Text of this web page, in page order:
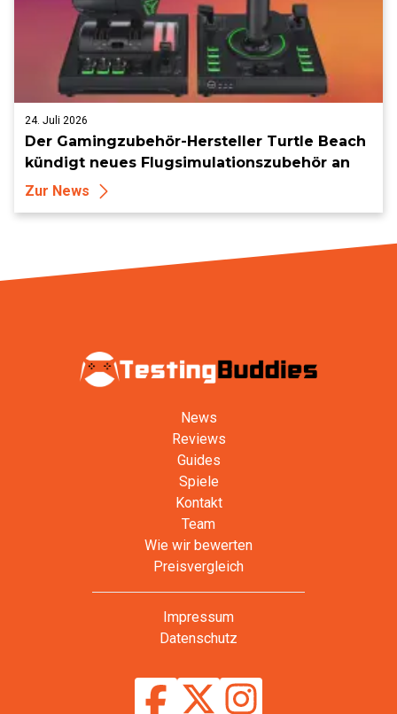
24. Juli 2026
Der Gamingzubehör-Hersteller Turtle Beach
kündigt neues Flugsimulationszubehör an
Zur News
News
Reviews
Guides
Spiele
Kontakt
Team
Wie wir bewerten
Preisvergleich
Impressum
Datenschutz